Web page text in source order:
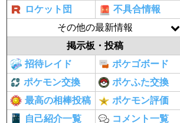
ロケット団
不具合情報
その他の最新情報
掲示板・投稿
招待レイド
ポケゴボード
ポケモン交換
ポケふた交換
最高の相棒投稿
ポケモン評価
自己紹介一覧
コメント一覧